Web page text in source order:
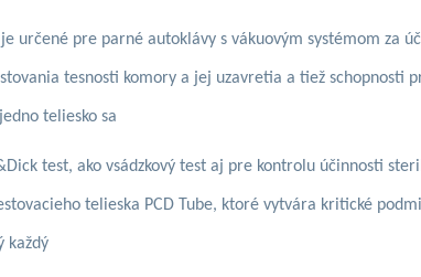
určené pre parné autoklávy s vákuovým systémom za
tesnosti komory a jej uzavretia a tiež schopnosti
teliesko sa
test, ako vsádzkový test aj pre kontrolu účinnosti
telieska PCD Tube, ktoré vytvára kritické
každý